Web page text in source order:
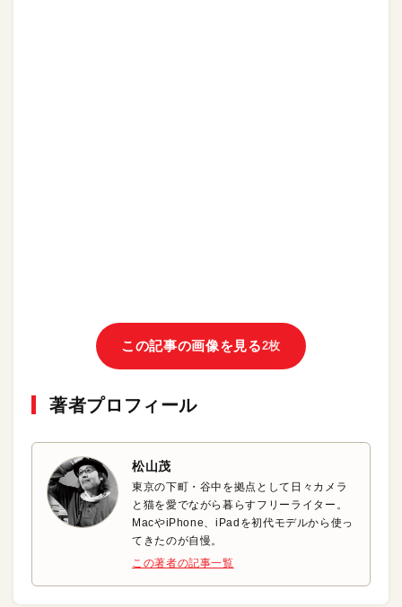
この記事の画像を見る2枚
著者プロフィール
松山茂
東京の下町・谷中を拠点として日々カメラ
と猫を愛でながら暮らすフリーライター。
MacやiPhone、iPadを初代モデルから使っ
てきたのが自慢。
この著者の記事一覧